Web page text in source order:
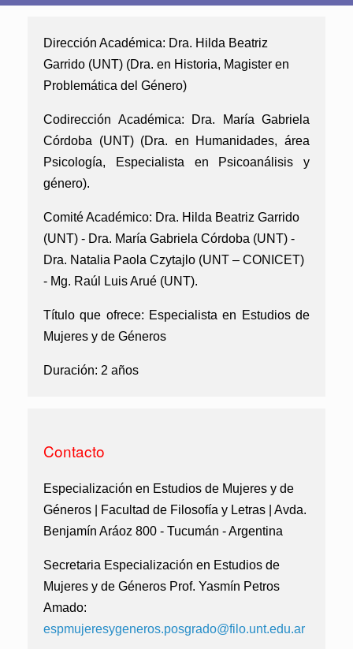
Dirección Académica: Dra. Hilda Beatriz
Garrido (UNT) (Dra. en Historia, Magister en
Problemática del Género)
Codirección Académica:
Dra. María Gabriela
Córdoba (UNT) (Dra. en Humanidades, área
Psicología, Especialista en Psicoanálisis y
género).
Comité Académico: Dra. Hilda Beatriz Garrido
(UNT) - Dra. María Gabriela Córdoba (UNT) -
Dra. Natalia Paola Czytajlo (UNT – CONICET)
- Mg. Raúl Luis Arué (UNT).
Título que ofrece: Especialista en Estudios de
Mujeres y de Géneros
Duración: 2 años
Contacto
Especialización en Estudios de Mujeres y de
Géneros | Facultad de Filosofía y Letras | Avda.
Benjamín Aráoz 800 - Tucumán - Argentina
Secretaria Especialización en Estudios de
Mujeres y de Géneros Prof. Yasmín Petros
Amado:
espmujeresygeneros.posgrado@filo.unt.edu.ar